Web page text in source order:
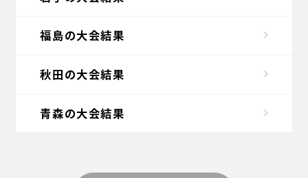
福島の大会結果
秋田の大会結果
青森の大会結果